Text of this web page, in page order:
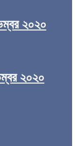
২০২০
২০২০